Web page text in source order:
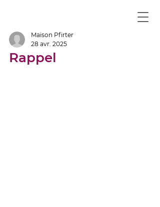
Rappel
Maison Pfirter
28 avr. 2025